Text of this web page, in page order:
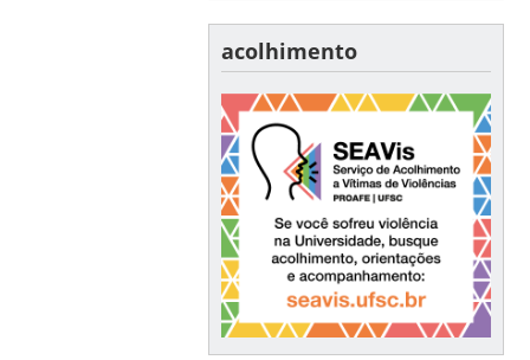
acolhimento